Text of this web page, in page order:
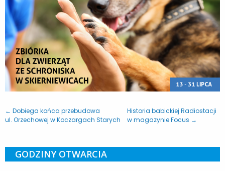
← Dobiega końca przebudowa
ul. Orzechowej w Koczargach Starych
Historia babickiej Radiostacji
w magazynie Focus →
GODZINY OTWARCIA